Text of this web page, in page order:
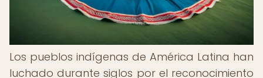
Los pueblos indígenas de América Latina han
luchado durante siglos por el reconocimiento